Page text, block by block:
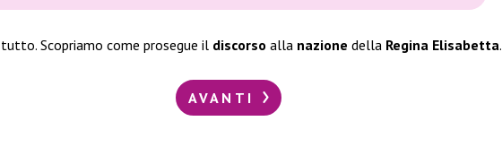
Scopriamo come prosegue il discorso alla nazione della Regina Elisabetta.
AVANTI